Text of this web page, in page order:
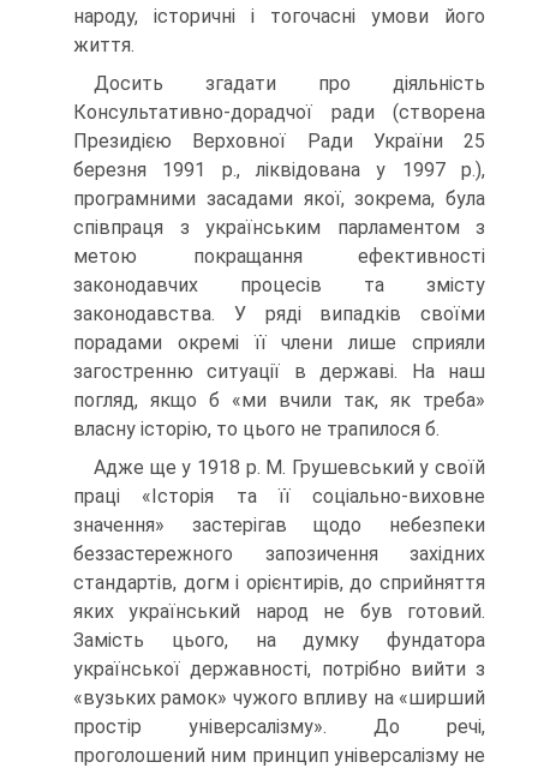
народу, історичні і тогочасні умови його
життя.
Досить згадати про діяльність
Консультативно-дорадчої ради (створена
Президією Верховної Ради України 25
березня 1991 p., ліквідована у 1997 p.),
програмними засадами якої, зокрема, була
співпраця з українським парламентом з
метою покращання ефективності
законодавчих процесів та змісту
законодавства. У ряді випадків своїми
порадами окремі її члени лише сприяли
загостренню ситуації в державі. На наш
погляд, якщо б «ми вчили так, як треба»
власну історію, то цього не трапилося б.
Адже ще у 1918 p. M. Грушевський у своїй
праці «Історія та її соціально-виховне
значення» застерігав щодо небезпеки
беззастережного запозичення західних
стандартів, догм і орієнтирів, до сприйняття
яких український народ не був готовий.
Замість цього, на думку фундатора
української державності, потрібно вийти з
«вузьких рамок» чужого впливу на «ширший
простір універсалізму». До речі,
проголошений ним принцип універсалізму не